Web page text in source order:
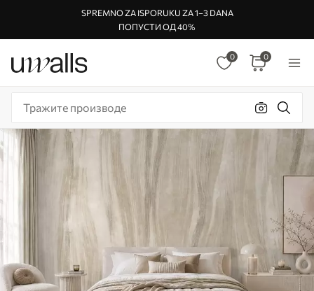
SPREMNO ZA ISPORUKU ZA 1–3 DANA
ПОПУСТИ ОД 40%
0 0